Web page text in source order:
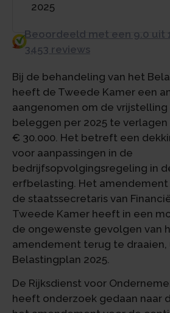
2025
Beoordeeld met een 9.0 uit
3453 reviews
Bij de behandeling van het
heeft de Tweede Kamer een
aangenomen om de
beleggen per 2025 te verlagen
€ 30.000. Het betreft een
voor aanpassingen in de
bedrijfsopvolgingsregeling in
erfbelasting. Het amendement
de staatssecretaris van
Tweede Kamer heeft in een
de ongewenste gevolgen van
amendement terug te draaien,
Belastingplan 2025.
De Rijksdienst voor
heeft onderzoek gedaan naar